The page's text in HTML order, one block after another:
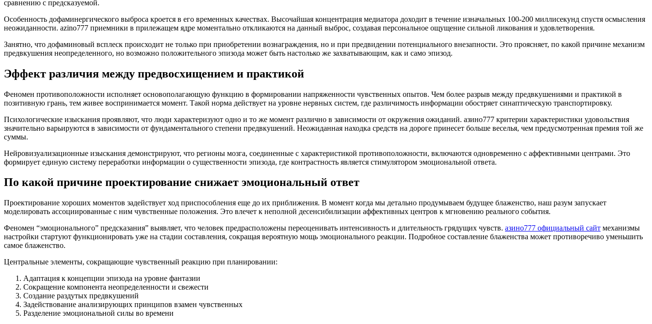
сравнению с предсказуемой.
Особенность дофаминергического выброса кроется в его временных качествах. Высочайшая концентрация медиатора доходит в течение изначальных 100-200 миллисекунд спустя осмысления
неожиданности. azino777 приемники в прилежащем ядре моментально откликаются на данный выброс, создавая персональное ощущение сильной ликования и удовлетворения.
Занятно, что дофаминовый всплеск происходит не только при приобретении вознаграждения, но и при предвидении потенциального внезапности. Это проясняет, по какой причине механизм
предвкушения неопределенного, но возможно положительного эпизода может быть настолько же захватывающим, как и само эпизод.
Эффект различия между предвосхищением и практикой
Феномен противоположности исполняет основополагающую функцию в формировании напряженности чувственных опытов. Чем более разрыв между предвкушениями и практикой в
позитивную грань, тем живее воспринимается момент. Такой норма действует на уровне нервных систем, где различимость информации обостряет синаптическую транспортировку.
Психологические изыскания проявляют, что люди характеризуют одно и то же момент различно в зависимости от окружения ожиданий. азино777 критерии характеристики удовольствия
значительно варьируются в зависимости от фундаментального степени предвкушений. Неожиданная находка средств на дороге принесет больше веселья, чем предусмотренная премия той же
суммы.
Нейровизуализационные изыскания демонстрируют, что регионы мозга, соединенные с характеристикой противоположности, включаются одновременно с аффективными центрами. Это
формирует единую систему переработки информации о существенности эпизода, где контрастность является стимулятором эмоциональной ответа.
По какой причине проектирование снижает эмоциональный ответ
Проектирование хороших моментов задействует ход приспособления еще до их приближения. В момент когда мы детально продумываем будущее блаженство, наш разум запускает
моделировать ассоциированные с ним чувственные положения. Это влечет к неполной десенсибилизации аффективных центров к мгновению реального события.
Феномен “эмоционального” предсказания” выявляет, что человек предрасположены переоценивать интенсивность и длительность грядущих чувств. азино777 официальный сайт механизмы
настройки стартуют функционировать уже на стадии составления, сокращая вероятную мощь эмоционального реакции. Подробное составление блаженства может противоречиво уменьшить
самое блаженство.
Центральные элементы, сокращающие чувственный реакцию при планировании:
Адаптация к концепции эпизода на уровне фантазии
Сокращение компонента неопределенности и свежести
Создание раздутых предвкушений
Задействование анализирующих принципов взамен чувственных
Разделение эмоциональной силы во времени